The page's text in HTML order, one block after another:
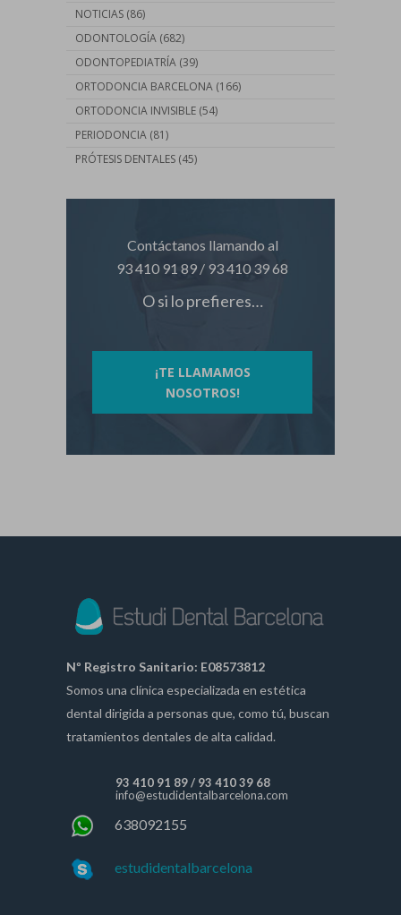
NOTICIAS (86)
ODONTOLOGÍA (682)
ODONTOPEDIATRÍA (39)
ORTODONCIA BARCELONA (166)
ORTODONCIA INVISIBLE (54)
PERIODONCIA (81)
PRÓTESIS DENTALES (45)
Contáctanos llamando al
93 410 91 89 / 93 410 39 68
O si lo prefieres…
¡TE LLAMAMOS
NOSOTROS!
Nº Registro Sanitario: E08573812
Somos una clínica especializada en estética
dental dirigida a personas que, como tú, buscan
tratamientos dentales de alta calidad.
93 410 91 89/ 93 410 39 68
info@estudidentalbarcelona.com
638092155
estudidentalbarcelona